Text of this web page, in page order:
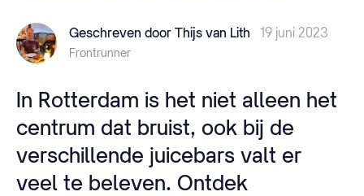
Geschreven door Thijs van Lith 19 juni 2023
Frontrunner
In Rotterdam is het niet alleen het
centrum dat bruist, ook bij de
verschillende juicebars valt er
veel te beleven. Ontdek